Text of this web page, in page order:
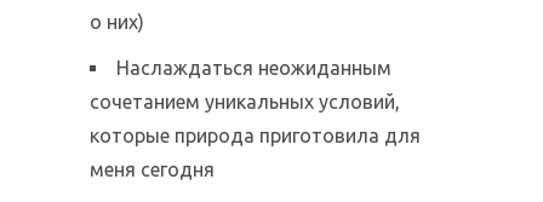
о них)
Наслаждаться неожиданным
сочетанием уникальных условий,
которые природа приготовила для
меня сегодня